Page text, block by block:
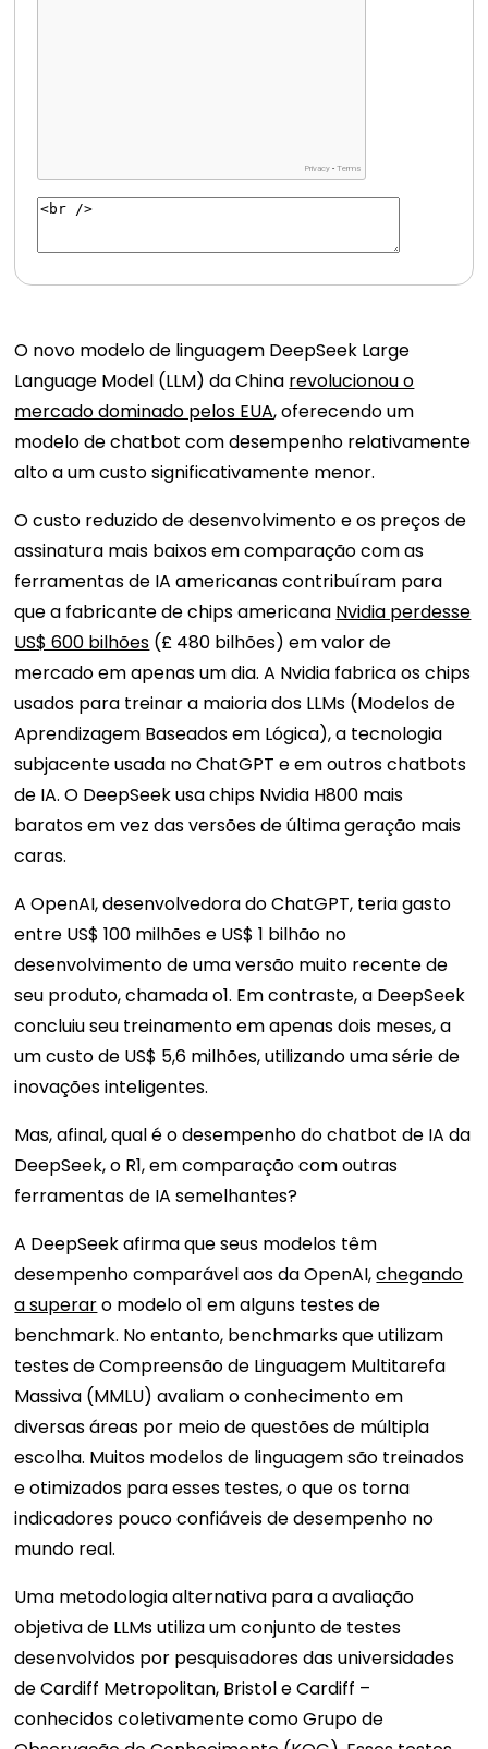
O novo modelo de linguagem DeepSeek Large
Language Model (LLM) da China revolucionou o
mercado dominado pelos EUA, oferecendo um
modelo de chatbot com desempenho relativamente
alto a um custo significativamente menor.
O custo reduzido de desenvolvimento e os preços de
assinatura mais baixos em comparação com as
ferramentas de IA americanas contribuíram para
que a fabricante de chips americana Nvidia perdesse
US$ 600 bilhões (£ 480 bilhões) em valor de
mercado em apenas um dia. A Nvidia fabrica os chips
usados ​​para treinar a maioria dos LLMs (Modelos de
Aprendizagem Baseados em Lógica), a tecnologia
subjacente usada no ChatGPT e em outros chatbots
de IA. O DeepSeek usa chips Nvidia H800 mais
baratos em vez das versões de última geração mais
caras.
A OpenAI, desenvolvedora do ChatGPT, teria gasto
entre US$ 100 milhões e US$ 1 bilhão no
desenvolvimento de uma versão muito recente de
seu produto, chamada o1. Em contraste, a DeepSeek
concluiu seu treinamento em apenas dois meses, a
um custo de US$ 5,6 milhões, utilizando uma série de
inovações inteligentes.
Mas, afinal, qual é o desempenho do chatbot de IA da
DeepSeek, o R1, em comparação com outras
ferramentas de IA semelhantes?
A DeepSeek afirma que seus modelos têm
desempenho comparável aos da OpenAI,chegando
a superaro modelo o1 em alguns testes de
benchmark. No entanto, benchmarks que utilizam
testes de Compreensão de Linguagem Multitarefa
Massiva (MMLU) avaliam o conhecimento em
diversas áreas por meio de questões de múltipla
escolha. Muitos modelos de linguagem são treinados
e otimizados para esses testes, o que os torna
indicadores pouco confiáveis ​​de desempenho no
mundo real.
Uma metodologia alternativa para a avaliação
objetiva de LLMs utiliza um conjunto de testes
desenvolvidos por pesquisadores das universidades
de Cardiff Metropolitan, Bristol e Cardiff –
conhecidos coletivamente como Grupo de